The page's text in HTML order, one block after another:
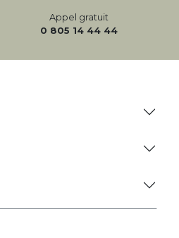
Appel gratuit
0 805 14 44 44